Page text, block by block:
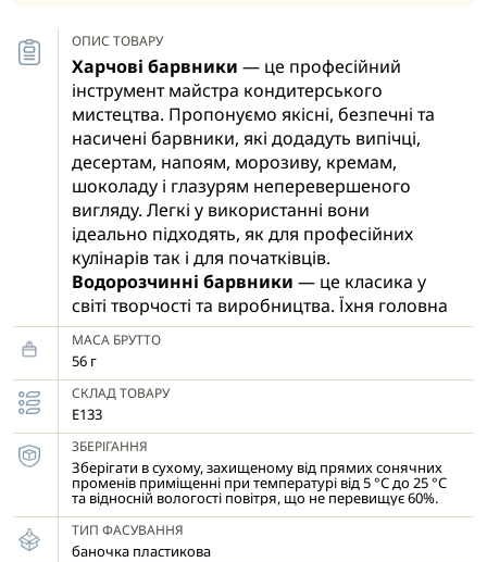
ОПИС ТОВАРУ
Харчові барвники — це професійний
інструмент майстра кондитерського
мистецтва. Пропонуємо якісні, безпечні та
насичені барвники, які додадуть випічці,
десертам, напоям, морозиву, кремам,
шоколаду і глазурям неперевершеного
вигляду. Легкі у використанні вони
ідеально підходять, як для професійних
кулінарів так і для початківців.
Водорозчинні барвники — це класика у
світі творчості та виробництва. Їхня головна
перевага полягає в молекулярному
поєднанні з рідиною, що дозволяє
отримати кришталево прозорий або
насичено-матовий колір без жодного
зайвого зусилля.
Миттєве розчинення -
осаду — лише однорідний, чистий колір.
Економічність -висока концентрація
пігменту дозволяє отримати яскравий
відтінок всього від кількох грам барвника.
МАСА БРУТТО
56 г
СКЛАД ТОВАРУ
Е133
ЗБЕРІГАННЯ
Зберігати в сухому, захищеному від прямих сонячних
променів приміщенні при температурі від 5 °С до 25 °C
та відносній вологості повітря, що не перевищує 60%.
ТИП ФАСУВАННЯ
баночка пластикова